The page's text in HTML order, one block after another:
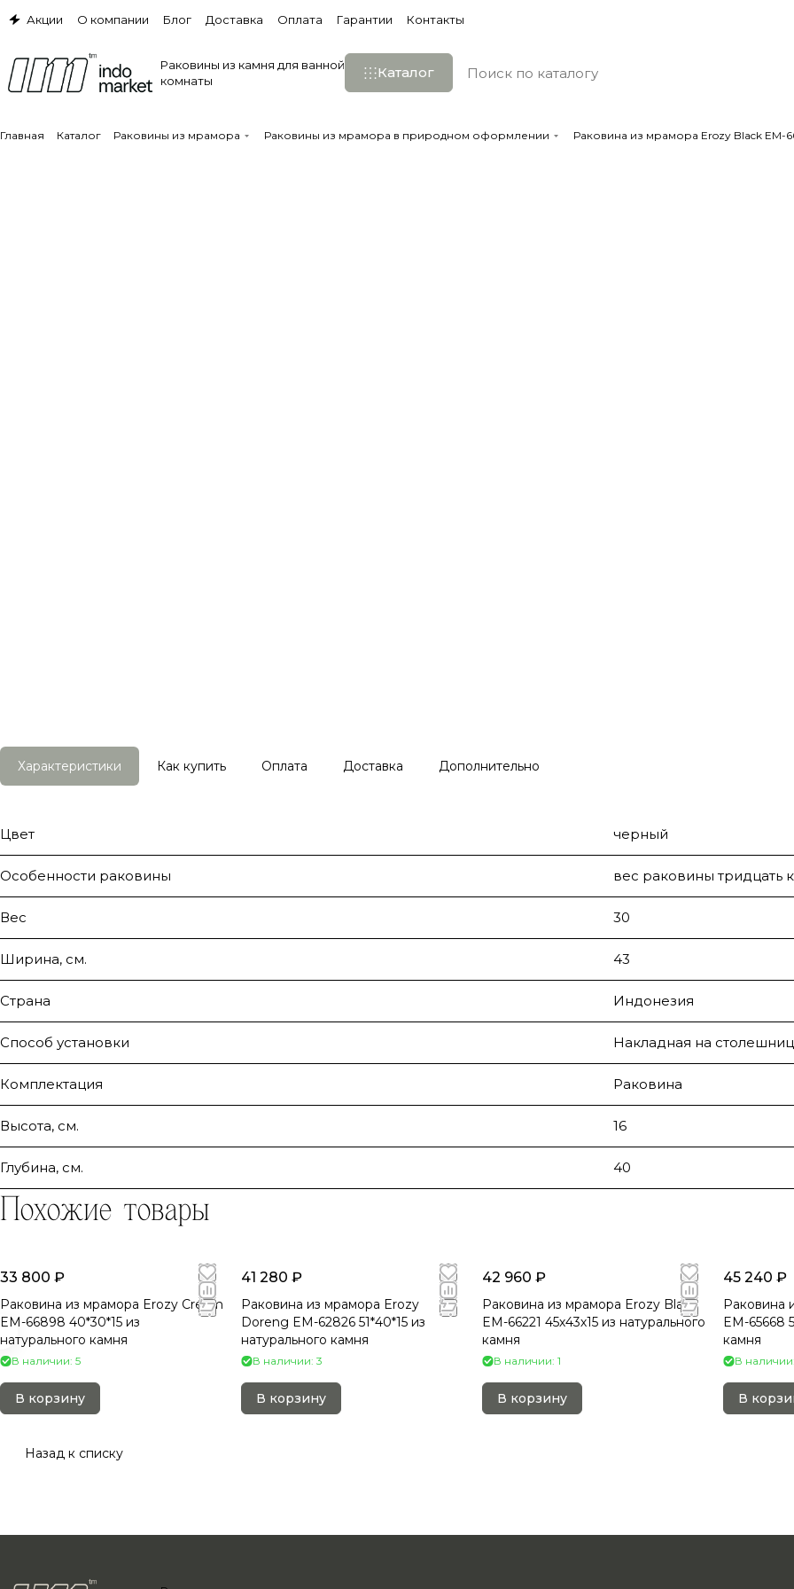
Акции О компании Блог Доставка Оплата Гарантии Контакты
Раковины из камня для ванной
комнаты
Каталог
Главная Каталог Раковины из мрамора Раковины из мрамора в природном оформлении Раковина из мрамора Erozy Black EM-
Характеристики Как купить Оплата Доставка Дополнительно
Цвет черный
Особенности раковины вес раковины тридцать
Вес 30
Ширина, см. 43
Страна Индонезия
Способ установки Накладная на
Комплектация Раковина
Высота, см. 16
Глубина, см. 40
Похожие товары
33 800 ₽
Раковина из мрамора Erozy Cream
EM-66898 40*30*15 из
натурального камня
В наличии: 5
В корзину
41 280 ₽
Раковина из мрамора Erozy
Doreng EM-62826 51*40*15 из
натурального камня
В наличии: 3
В корзину
42 960 ₽
Раковина из мрамора Erozy Black
EM-66221 45х43х15 из натурального
камня
В наличии: 1
В корзину
45 240 ₽
Раковина
EM-65668
камня
В
В
Назад к списку